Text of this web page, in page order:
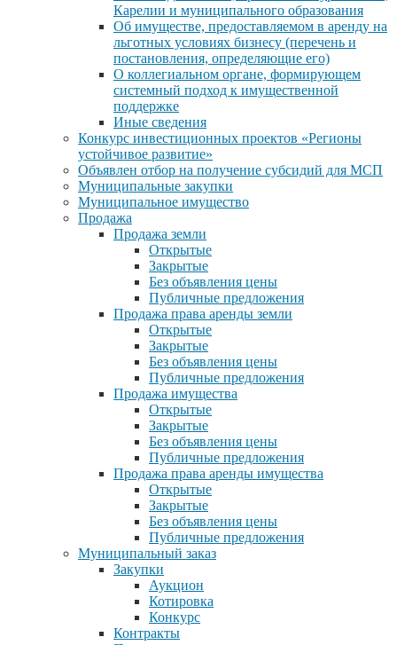
Карелии и муниципального образования
Об имуществе, предоставляемом в аренду на
льготных условиях бизнесу (перечень и
постановления, определяющие его)
О коллегиальном органе, формирующем
системный подход к имущественной
поддержке
Иные сведения
Конкурс инвестиционных проектов «Регионы
устойчивое развитие»
Объявлен отбор на получение субсидий для МСП
Муниципальные закупки
Муниципальное имущество
Продажа
Продажа земли
Открытые
Закрытые
Без объявления цены
Публичные предложения
Продажа права аренды земли
Открытые
Закрытые
Без объявления цены
Публичные предложения
Продажа имущества
Открытые
Закрытые
Без объявления цены
Публичные предложения
Продажа права аренды имущества
Открытые
Закрытые
Без объявления цены
Публичные предложения
Муниципальный заказ
Закупки
Аукцион
Котировка
Конкурс
Контракты